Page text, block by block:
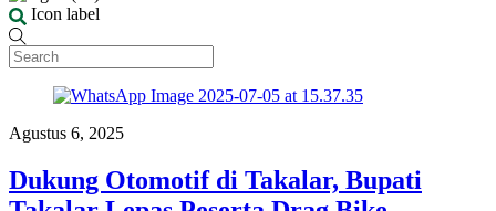
Icon label
Agustus 6, 2025
Dukung Otomotif di Takalar, Bupati